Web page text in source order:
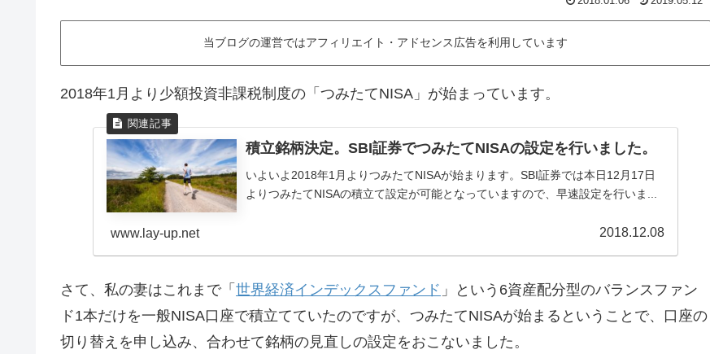
当ブログの運営ではアフィリエイト・アドセンス広告を利用しています
2018年1月より少額投資非課税制度の「つみたてNISA」が始まっています。
積立銘柄決定。SBI証券でつみたてNISAの設定を行いました。
いよいよ2018年1月よりつみたてNISAが始まります。SBI証券では本日12月17日
よりつみたてNISAの積立て設定が可能となっていますので、早速設定を行いま...
www.lay-up.net 2018.12.08
さて、私の妻はこれまで「 世界経済インデックスファンド 」という6資産配分型のバランスファン
ド1本だけを一般NISA口座で積立てていたのですが、つみたてNISAが始まるということで、口座の
切り替えを申し込み、合わせて銘柄の見直しの設定をおこないました。